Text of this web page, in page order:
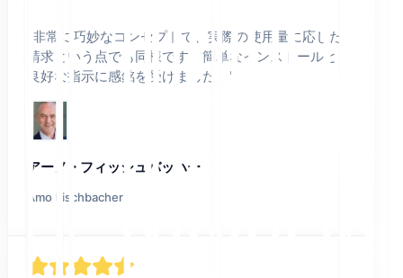
非常に巧妙なコンセプトで、実際の使用量に応じた
請求という点でも同様です。簡単なインストールと
良好な指示に感銘を受けました。 "
アーノ・フィッシュバッハー
Amo Fischbacher